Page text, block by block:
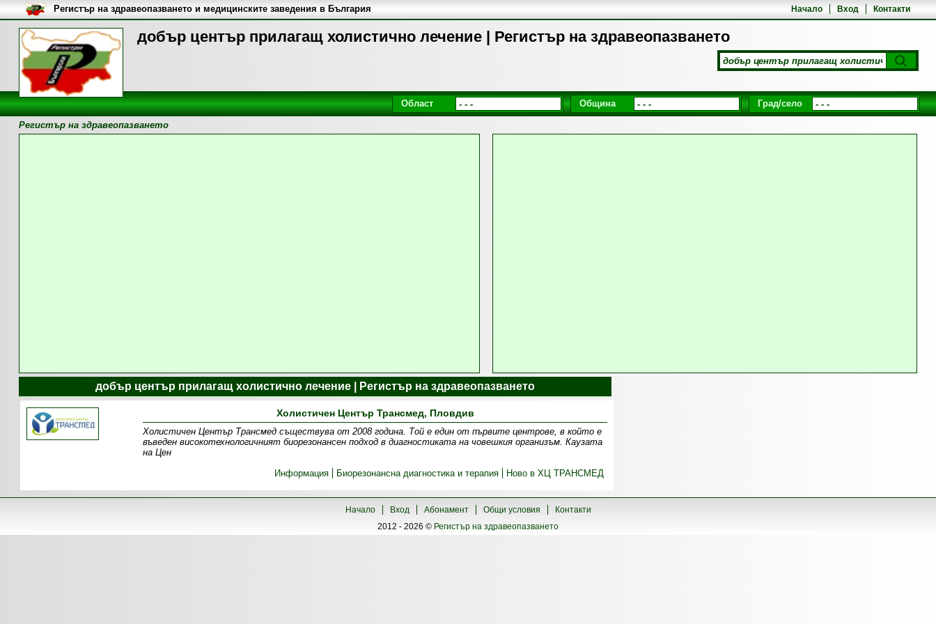
добър център прилагащ холистично лечение | Регистър на здравеопазването
Начало Вход Контакти
Регистър на здравеопазването и медицинските заведения в България
Област Община Град/село
Регистър на здравеопазването
добър център прилагащ холистично лечение | Регистър на здравеопазването
Холистичен Център Трансмед, Пловдив
Холистичен Център Трансмед съществува от 2008 година. Той е един от първите центрове, в който е
въведен високотехнологичният биорезонансен подход в диагностиката на човешкия организъм. Каузата
на Цен
Информация
Биорезонансна диагностика и терапия Ново в ХЦ ТРАНСМЕД
Начало Вход Абонамент Общи условия
Контакти
2012 - 2026 © Регистър на здравеопазването